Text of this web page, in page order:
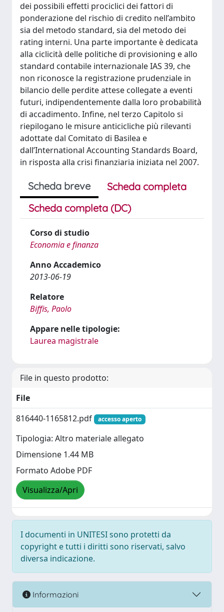
dei possibili effetti prociclici dei fattori di
ponderazione del rischio di credito nell’ambito
sia del metodo standard, sia del metodo dei
rating interni. Una parte importante è dedicata
alla ciclicità delle politiche di provisioning e allo
standard contabile internazionale IAS 39, che
non riconosce la registrazione prudenziale in
bilancio delle perdite attese collegate a eventi
futuri, indipendentemente dalla loro probabilità
di accadimento. Infine, nel terzo Capitolo si
riepilogano le misure anticicliche più rilevanti
adottate dal Comitato di Basilea e
dall’International Accounting Standards Board,
in risposta alla crisi finanziaria iniziata nel 2007.
Scheda breve
Scheda completa
Scheda completa (DC)
Corso di studio
Economia e finanza
Anno Accademico
2013-06-19
Relatore
Biffis, Paolo
Appare nelle tipologie:
Laurea magistrale
File in questo prodotto:
File
816440-1165812.pdf
accesso aperto
Tipologia: Altro materiale allegato
Dimensione 1.44 MB
Formato Adobe PDF
Visualizza/Apri
I documenti in UNITESI sono protetti da
copyright e tutti i diritti sono riservati, salvo
diversa indicazione.
Informazioni